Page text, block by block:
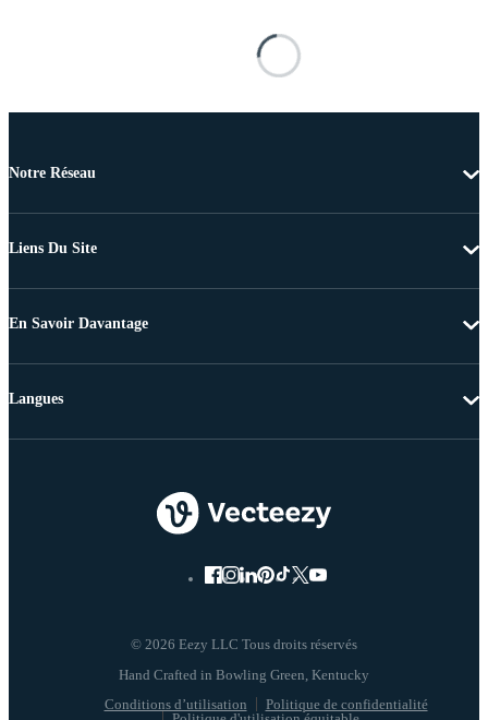
Notre Réseau
Liens Du Site
En Savoir Davantage
© 2026 Eezy LLC Tous droits réservés
Conditions d’utilisation
Politique de confidentialité
Langues